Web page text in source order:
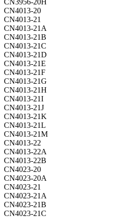
CN4013-20
CN4013-21
CN4013-21A
CN4013-21B
CN4013-21C
CN4013-21D
CN4013-21E
CN4013-21F
CN4013-21G
CN4013-21H
CN4013-21I
CN4013-21J
CN4013-21K
CN4013-21L
CN4013-21M
CN4013-22
CN4013-22A
CN4013-22B
CN4023-20
CN4023-20A
CN4023-21
CN4023-21A
CN4023-21B
CN4023-21C